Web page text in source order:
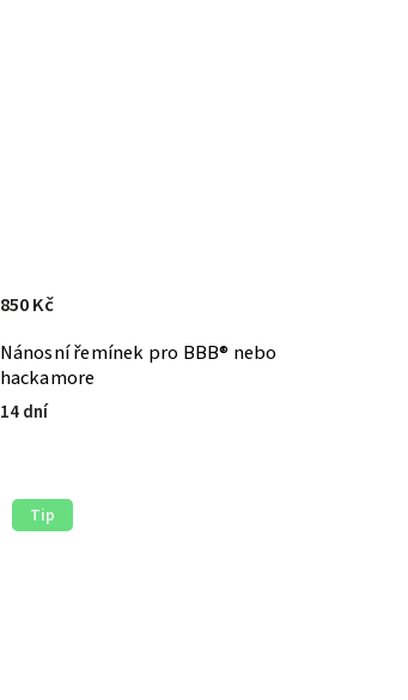
Nánosní řemínek pro BBB® nebo
hackamore
14 dní
850 Kč
Tip